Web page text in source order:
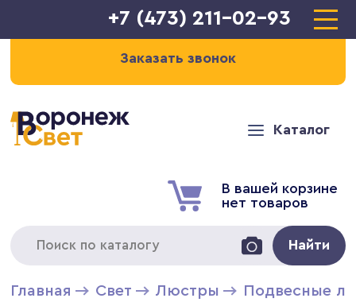
+7 (473) 211-02-93
Заказать звонок
Каталог
В вашей корзине
нет товаров
Найти
Главная Свет Люстры Подвесные